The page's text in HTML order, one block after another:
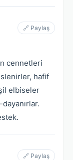
🔗 Paylaş
cennetleri
hafif
elbiseler
🔗 Paylaş